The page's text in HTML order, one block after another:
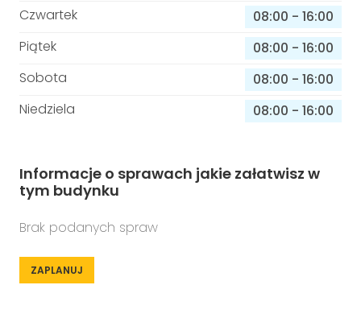
Czwartek
08:00 - 16:00
Piątek
08:00 - 16:00
Sobota
08:00 - 16:00
Niedziela
08:00 - 16:00
Informacje o sprawach jakie załatwisz w
tym budynku
Brak podanych spraw
ZAPLANUJ